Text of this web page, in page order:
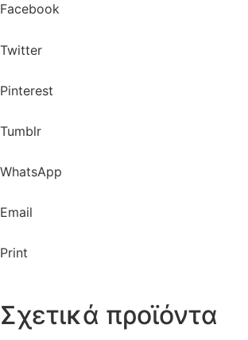
Facebook
Twitter
Pinterest
Tumblr
WhatsApp
Email
Print
Σχετικά προϊόντα